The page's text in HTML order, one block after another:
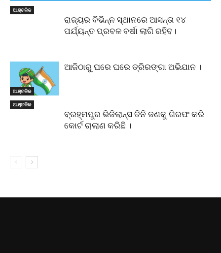
ଆଞ୍ଚଳିକ
ରାଜ୍ୟର ବିଭିନ୍ନ ସ୍ଥାନରେ ଆସନ୍ତା ୧୪
ପର୍ଯ୍ୟନ୍ତ ପ୍ରବଳ ବର୍ଷା ଲାଗି ରହିବ।
ଆଞ୍ଚଳିକ
ଆଜିଠାରୁ ଘରେ ଘରେ ତ୍ରିରଙ୍ଗା ଅଭିଯାନ ।
ଆଞ୍ଚଳିକ
ବ୍ରହ୍ମପୁର ଭିଜିଲାନ୍ସ ତିନି ଜଣକୁ ଗିରଫ କରି
କୋର୍ଟ ଚାଲାଣ କରିଛି ।